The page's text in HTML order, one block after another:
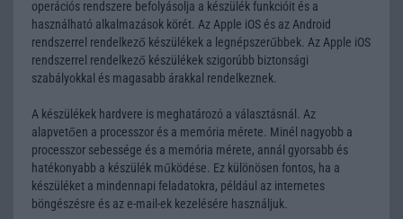
operációs rendszere befolyásolja a készülék funkcióit és a
használható alkalmazások körét. Az Apple iOS és az Android
rendszerrel rendelkező készülékek a legnépszerűbbek. Az Apple iOS
rendszerrel rendelkező készülékek szigorúbb biztonsági
szabályokkal és magasabb árakkal rendelkeznek.
A készülékek hardvere is meghatározó a választásnál. Az
alapvetően a processzor és a memória mérete. Minél nagyobb a
processzor sebessége és a memória mérete, annál gyorsabb és
hatékonyabb a készülék működése. Ez különösen fontos, ha a
készüléket a mindennapi feladatokra, például az internetes
böngészésre és az e-mail-ek kezelésére használjuk.